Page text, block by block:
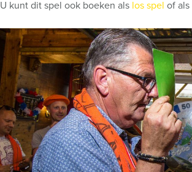
U kunt dit spel ook boeken als los spel of als